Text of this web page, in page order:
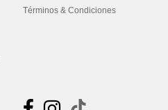
Términos & Condiciones